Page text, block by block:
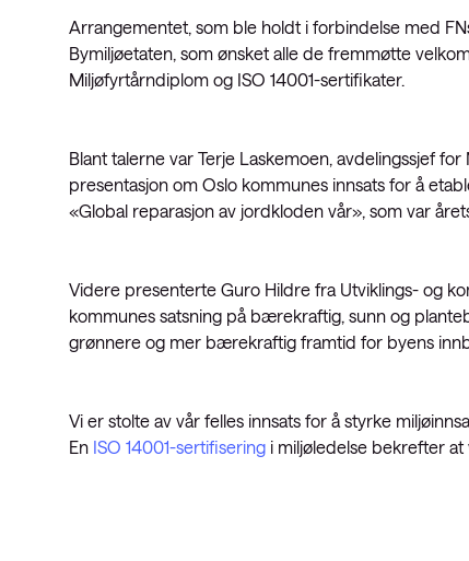
Arrangementet, som ble holdt i forbindelse med
Bymiljøetaten, som ønsket alle de fremmøtte
Miljøfyrtårndiplom og ISO 14001-sertifikater.
Blant talerne var Terje Laskemoen, avdelingssjef
presentasjon om Oslo kommunes innsats for å
«Global reparasjon av jordkloden vår», som var
Videre presenterte Guro Hildre fra Utviklings- og
kommunes satsning på bærekraftig, sunn og
grønnere og mer bærekraftig framtid for byens
Vi er stolte av vår felles innsats for å styrke
En ISO 14001-sertifisering i miljøledelse bekrefter at